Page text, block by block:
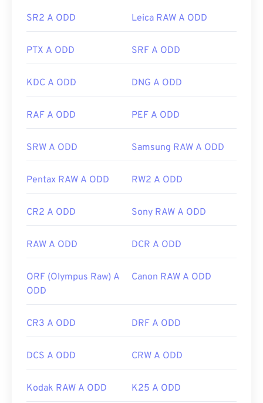
Converter Pro
SR2 A ODD Leica RAW A ODD
PTX A ODD SRF A ODD
KDC A ODD DNG A ODD
RAF A ODD PEF A ODD
SRW A ODD Samsung RAW A ODD
Pentax RAW A ODD RW2 A ODD
CR2 A ODD Sony RAW A ODD
RAW A ODD DCR A ODD
ORF (Olympus Raw) A
ODD
Canon RAW A ODD
CR3 A ODD DRF A ODD
DCS A ODD CRW A ODD
Kodak RAW A ODD K25 A ODD